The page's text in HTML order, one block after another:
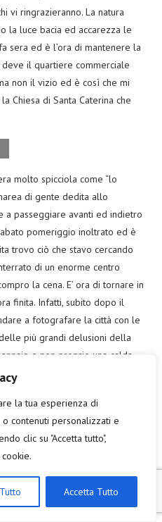
la tua esperienza di
contenuti personalizzati e
clic su "Accetta tutto",
Accetta Tutto
vi ringrazieranno. La natura
la luce bacia ed accarezza le
sera ed è l’ora di mantenere la
il quartiere commerciale
non il vizio ed è così che mi
Chiesa di Santa Caterina che
molto spicciola come “lo
di gente dedita allo
a passeggiare avanti ed indietro
pomeriggio inoltrato ed è
trovo ciò che stavo cercando
di un enorme centro
la cena. E’ ora di tornare in
finita. Infatti, subito dopo il
a fotografare la città con le
più grandi delusioni della
e non proprio una calda
quando scopro che, dopo
c’è assolutamente nessuno che
Anche la parte del fiume
è completamente senza
aspettato. Evidentemente il “giro
e non nel centro storico…però
solo due punti da fotografare di